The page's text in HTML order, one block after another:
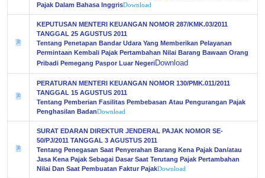
Pajak Dalam Bahasa InggrisDownload
KEPUTUSAN MENTERI KEUANGAN NOMOR 287/KMK.03/2011
TANGGAL 25 AGUSTUS 2011
Tentang Penetapan Bandar Udara Yang Memberikan Pelayanan
Permintaan Kembali Pajak Pertambahan Nilai Barang Bawaan Orang
Pribadi Pemegang Paspor Luar NegeriDownload
PERATURAN MENTERI KEUANGAN NOMOR 130/PMK.011/2011
TANGGAL 15 AGUSTUS 2011
Tentang Pemberian Fasilitas Pembebasan Atau Pengurangan Pajak
Penghasilan BadanDownload
SURAT EDARAN DIREKTUR JENDERAL PAJAK NOMOR SE-
50/PJ/2011 TANGGAL 3 AGUSTUS 2011
Tentang Penegasan Saat Penyerahan Barang Kena Pajak Dan/atau
Jasa Kena Pajak Sebagai Dasar Saat Terutang Pajak Pertambahan
Nilai Dan Saat Pembuatan Faktur PajakDownload